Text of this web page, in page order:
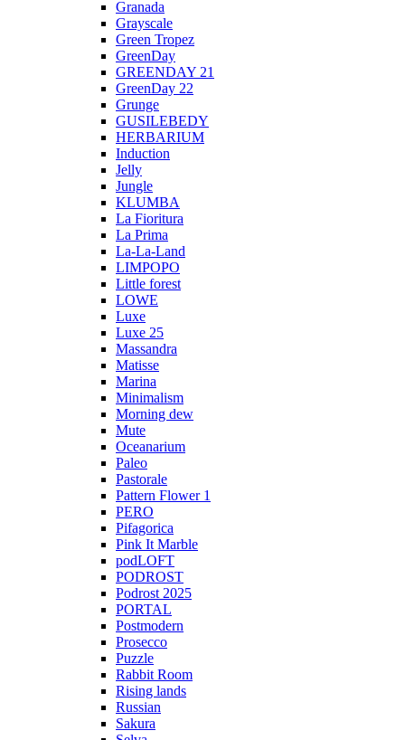
Granada
Grayscale
Green Tropez
GreenDay
GREENDAY 21
GreenDay 22
Grunge
GUSILEBEDY
HERBARIUM
Induction
Jelly
Jungle
KLUMBA
La Fioritura
La Prima
La-La-Land
LIMPOPO
Little forest
LOWE
Luxe
Luxe 25
Massandra
Matisse
Marina
Minimalism
Morning dew
Mute
Oceanarium
Paleo
Pastorale
Pattern Flower 1
PERO
Pifagorica
Pink It Marble
podLOFT
PODROST
Podrost 2025
PORTAL
Postmodern
Prosecco
Puzzle
Rabbit Room
Rising lands
Russian
Sakura